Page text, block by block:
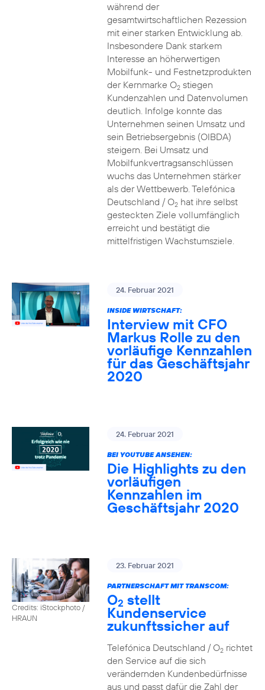
während der
gesamtwirtschaftlichen Rezession
mit einer starken Entwicklung ab.
Insbesondere Dank starkem
Interesse an höherwertigen
Mobilfunk- und Festnetzprodukten
der Kernmarke O2stiegen
Kundenzahlen und Datenvolumen
deutlich. Infolge konnte das
Unternehmen seinen Umsatz und
sein Betriebsergebnis (OIBDA)
steigern. Bei Umsatz und
Mobilfunkvertragsanschlüssen
wuchs das Unternehmen stärker
als der Wettbewerb. Telefónica
Deutschland / O2hat ihre selbst
gesteckten Ziele vollumfänglich
erreicht und bestätigt die
mittelfristigen Wachstumsziele.
24. Februar 2021
INSIDE WIRTSCHAFT:
Interview mit CFO
Markus Rolle zu den
vorläufige Kennzahlen
für das Geschäftsjahr
2020
24. Februar 2021
BEI YOUTUBE ANSEHEN:
Die Highlights zu den
vorläufigen
Kennzahlen im
Geschäftsjahr 2020
Credits: iStockphoto /
HRAUN
23. Februar 2021
PARTNERSCHAFT MIT TRANSCOM:
O2 stellt
Kundenservice
zukunftssicher auf
Telefónica Deutschland / O2richtet
den Service auf die sich
verändernden Kundenbedürfnisse
aus und passt dafür die Zahl der